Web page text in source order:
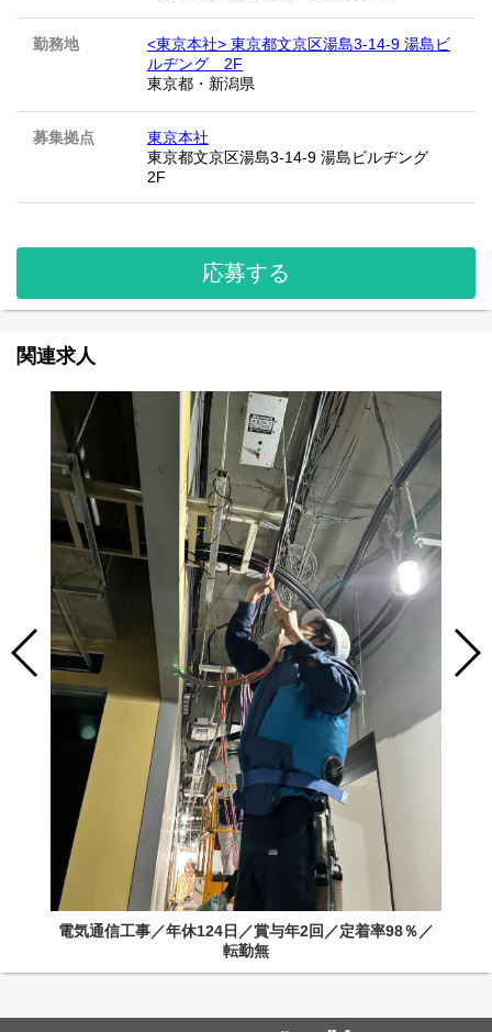
勤務地
<東京本社> 東京都文京区湯島3-14-9 湯島ビ
ルヂング 2F
東京都 ・ 新潟県
募集拠点
東京本社
東京都文京区湯島3-14-9 湯島ビルヂング
2F
応募する
関連求人
電気通信工事／年休124日／賞与年2回／定着率98％／
転勤無